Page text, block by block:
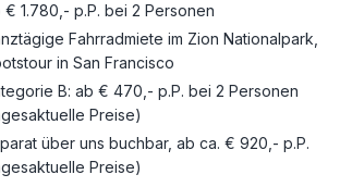
€ 1.780,- p.P. bei 2 Personen
Fahrradmiete im Zion Nationalpark,
in San Francisco
B: ab € 470,- p.P. bei 2 Personen
Preise)
über uns buchbar, ab ca. € 920,- p.P.
Preise)